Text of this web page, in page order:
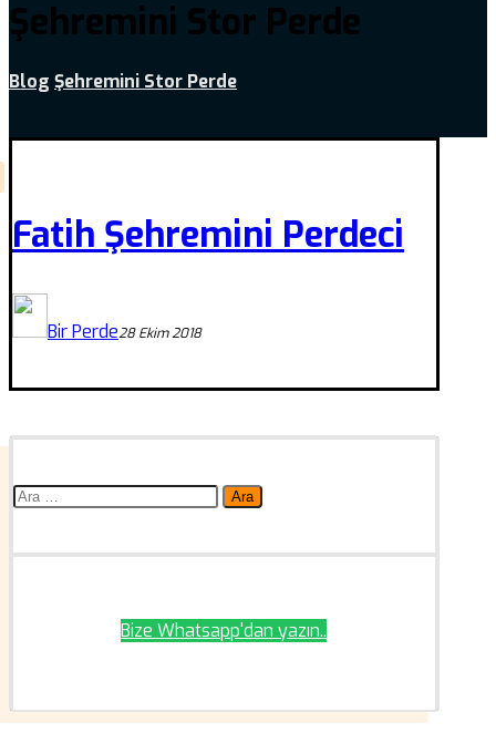
Şehremini Stor Perde
Blog Şehremini Stor Perde
Fatih Şehremini Perdeci
Bir Perde28 Ekim 2018
Arama:
Bize Whatsapp'dan yazın..